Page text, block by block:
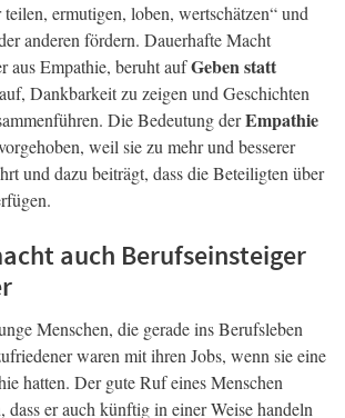
ermutigen, loben, wertschätzen“ und
anderen fördern. Dauerhafte Macht
aus Empathie, beruht aufGeben statt
Dankbarkeit zu zeigen und Geschichten
Die Bedeutung derEmpathie
weil sie zu mehr und besserer
und dazu beiträgt, dass die Beteiligten über
auch Berufseinsteiger
Menschen, die gerade ins Berufsleben
waren mit ihren Jobs, wenn sie eine
hatten. Der gute Ruf eines Menschen
dass er auch künftig in einer Weise handeln